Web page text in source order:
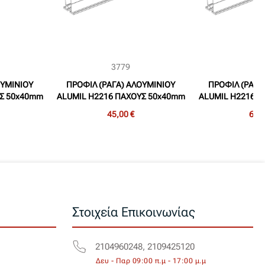
50x40mm
3779
ΠΡΟΦΙΛ (ΡΑΓΑ) ΑΛΟΥΜΙΝΙΟΥ
ALUMIL H2216 ΠΑΧΟΥΣ 50x40mm
45,00 €
ΠΡΟΦΙΛ
ALUMIL H2216
Στοιχεία Επικοινωνίας
2104960248, 2109425120
Δευ - Παρ 09:00 π.μ - 17:00 μ.μ